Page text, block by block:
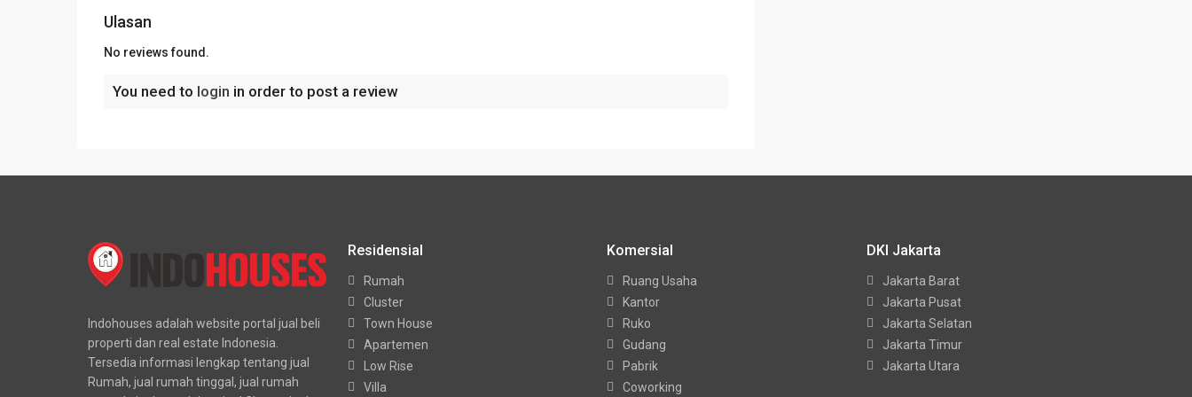
Ulasan
No reviews found.
You need to login in order to post a review
Indohouses adalah website portal jual beli
properti dan real estate Indonesia.
Tersedia informasi lengkap tentang jual
Rumah, jual rumah tinggal, jual rumah
Residensial
Rumah
Cluster
Town House
Apartemen
Low Rise
Villa
Komersial
Ruang Usaha
Kantor
Ruko
Gudang
Pabrik
Coworking
DKI Jakarta
Jakarta Barat
Jakarta Pusat
Jakarta Selatan
Jakarta Timur
Jakarta Utara